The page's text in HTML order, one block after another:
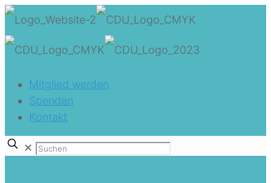
Mitglied werden
Spenden
Kontakt
✕